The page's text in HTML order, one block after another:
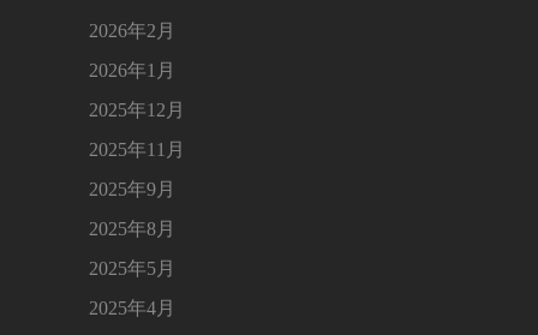
2026年2月
2026年1月
2025年12月
2025年11月
2025年9月
2025年8月
2025年5月
2025年4月